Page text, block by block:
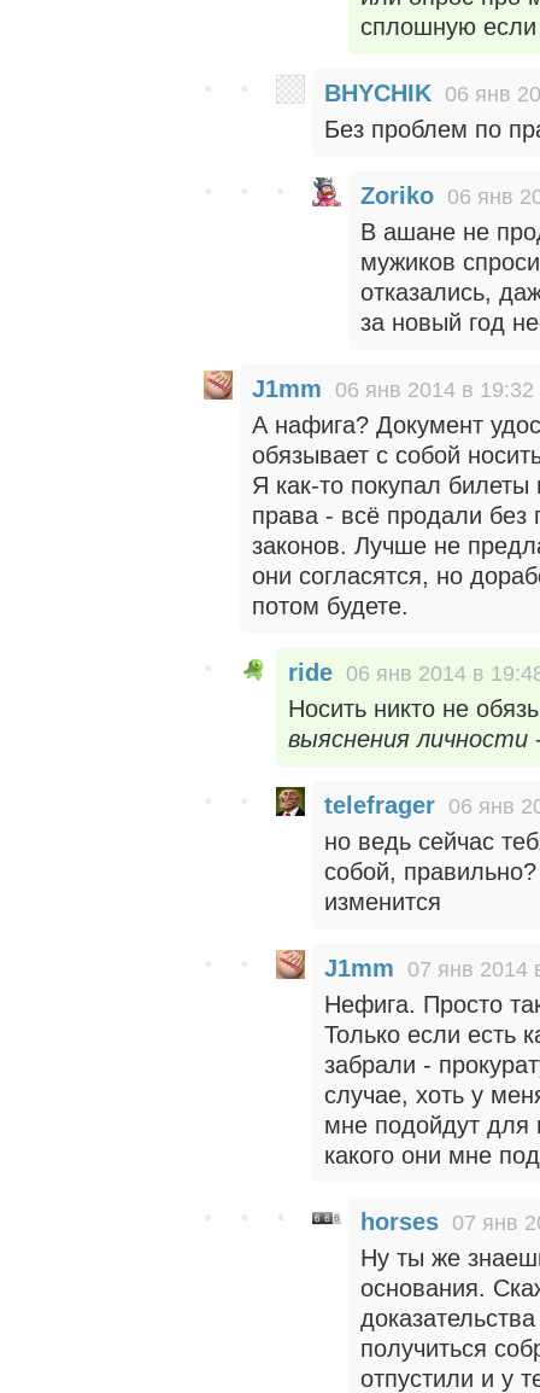
сплошную если
BHYCHIK 06 янв
Без проблем по
Zoriko 06 янв
В ашане не
мужиков
отказались,
за новый год
J1mm 06 янв 2014 в 19:32
А нафига? Документ
обязывает с собой
Я как-то покупал
права - всё продали без
законов. Лучше не
они согласятся, но
потом будете.
ride 06 янв 2014 в
Носить никто не
выяснения личности
telefrager 06 янв
но ведь сейчас
собой,
изменится
J1mm 07 янв 2014
Нефига. Просто
Только если есть
забрали -
случае, хоть у
мне подойдут для
какого они мне
horses 07 янв
Ну ты же
основания.
получиться
отпустили и у